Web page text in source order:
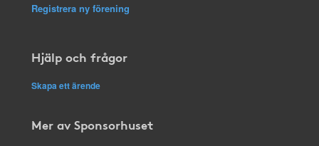
Registrera ny förening
Hjälp och frågor
Skapa ett ärende
Mer av Sponsorhuset